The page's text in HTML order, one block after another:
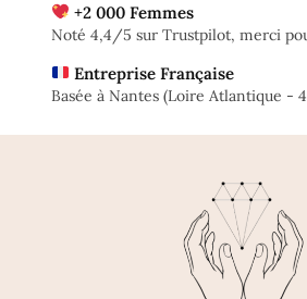
+2 000 Femmes
Noté 4,4/5 sur Trustpilot, merci
Entreprise Française
Basée à Nantes (Loire Atlantique -